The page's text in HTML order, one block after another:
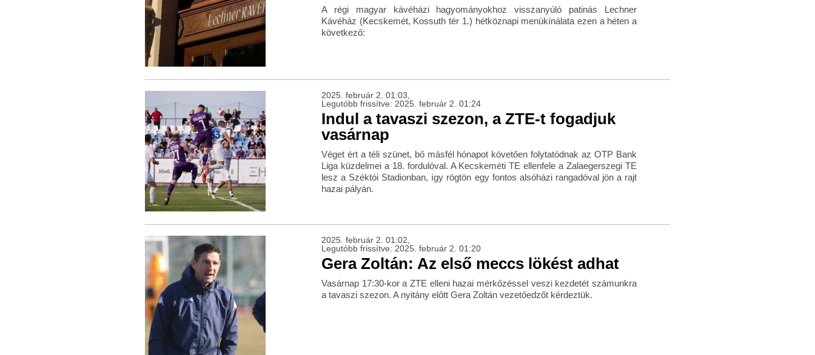
A régi magyar kávéházi hagyományokhoz visszanyúló patinás Lechner
Kávéház (Kecskemét, Kossuth tér 1.) hétköznapi menükínálata ezen a héten a
következő:
2025. február 2. 01:03,
Legutóbb frissítve: 2025. február 2. 01:24
Indul a tavaszi szezon, a ZTE-t fogadjuk
vasárnap
Véget ért a téli szünet, bő másfél hónapot követően folytatódnak az OTP Bank
Liga küzdelmei a 18. fordulóval. A Kecskeméti TE ellenfele a Zalaegerszegi TE
lesz a Széktói Stadionban, így rögtön egy fontos alsóházi rangadóval jön a rajt
hazai pályán.
2025. február 2. 01:02,
Legutóbb frissítve: 2025. február 2. 01:20
Gera Zoltán: Az első meccs lökést adhat
Vasárnap 17:30-kor a ZTE elleni hazai mérkőzéssel veszi kezdetét számunkra
a tavaszi szezon. A nyitány előtt Gera Zoltán vezetőedzőt kérdeztük.